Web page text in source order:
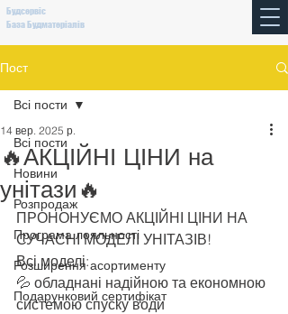
Будсервіс
База Будматеріалів
Пост
Всі пости
Новини
Розпродаж
Програма лояльності
Розширення асортименту
Подарунковий сертифікат
Всі пости
🔥АКЦІЙНІ ЦІНИ на
унітази🔥
14 вер. 2025 р.
ПРОНОНУЄМО АКЦІЙНІ ЦІНИ НА
СУЧАСНІ МОДЕЛІ УНІТАЗІВ!
Всі моделі:
💦 обладнані надійною та економною
системою спуску води